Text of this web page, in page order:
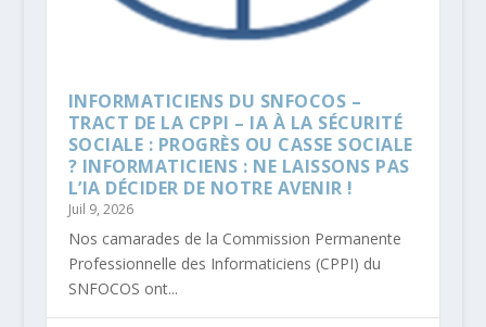
INFORMATICIENS DU SNFOCOS –
TRACT DE LA CPPI – IA À LA SÉCURITÉ
SOCIALE : PROGRÈS OU CASSE SOCIALE
? INFORMATICIENS : NE LAISSONS PAS
L’IA DÉCIDER DE NOTRE AVENIR !
Juil 9, 2026
Nos camarades de la Commission Permanente
Professionnelle des Informaticiens (CPPI) du
SNFOCOS ont...